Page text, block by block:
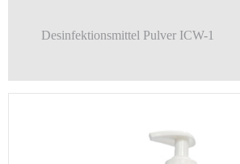
Desinfektionsmittel Pulver ICW-1